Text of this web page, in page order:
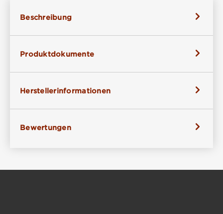
Beschreibung
Produktdokumente
Herstellerinformationen
Bewertungen